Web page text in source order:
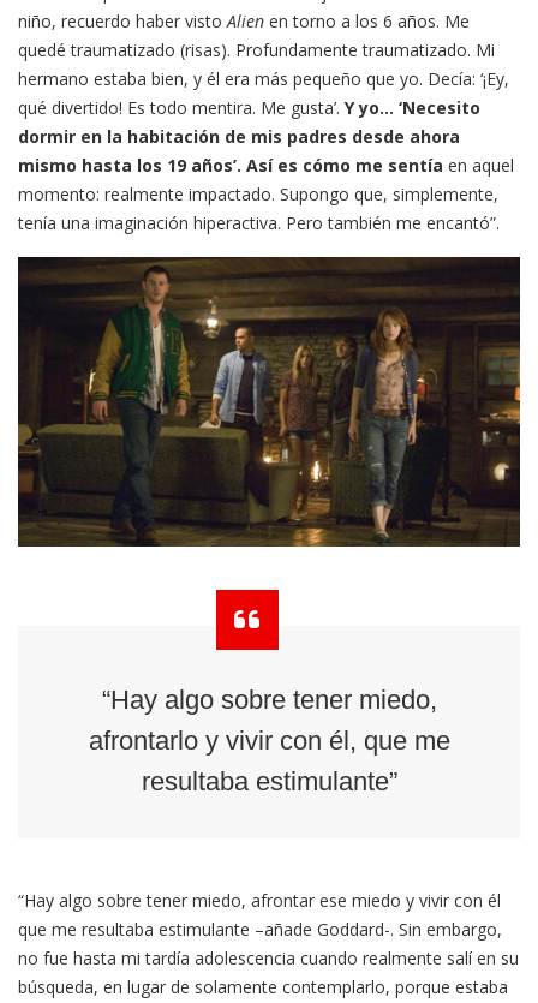
niño, recuerdo haber vistoAlien en torno a los 6 años. Me
quedé traumatizado (risas). Profundamente traumatizado. Mi
hermano estaba bien, y él era más pequeño que yo. Decía: ‘¡Ey,
qué divertido! Es todo mentira. Me gusta’. Y yo… ‘Necesito
dormir en la habitación de mis padres desde ahora
mismo hasta los 19 años’. Así es cómo me sentía en aquel
momento: realmente impactado. Supongo que, simplemente,
tenía una imaginación hiperactiva. Pero también me encantó”.
“Hay algo sobre tener miedo,
afrontarlo y vivir con él, que me
resultaba estimulante”
“Hay algo sobre tener miedo, afrontar ese miedo y vivir con él
que me resultaba estimulante –añade Goddard-. Sin embargo,
no fue hasta mi tardía adolescencia cuando realmente salí en su
búsqueda, en lugar de solamente contemplarlo, porque estaba